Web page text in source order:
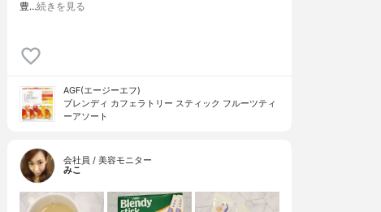
豊…続きを見る
AGF(エージーエフ)
ブレンディ カフェラトリー スティック フルーツティ
ーアソート
会社員 / 美容モニター
みこ